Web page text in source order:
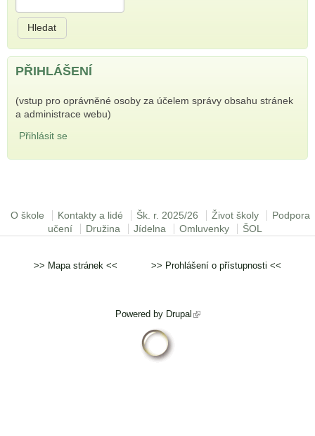
PŘIHLÁŠENÍ
(vstup pro oprávněné osoby za účelem správy obsahu stránek
a administrace webu)
Přihlásit se
Hlavní menu
O škole Kontakty a lidé Šk. r. 2025/26 Život školy
Podpora
učení
Družina Jídelna Omluvenky ŠOL
>> Mapa stránek << >> Prohlášení o přístupnosti <<
Powered by Drupal (odkaz je externí)